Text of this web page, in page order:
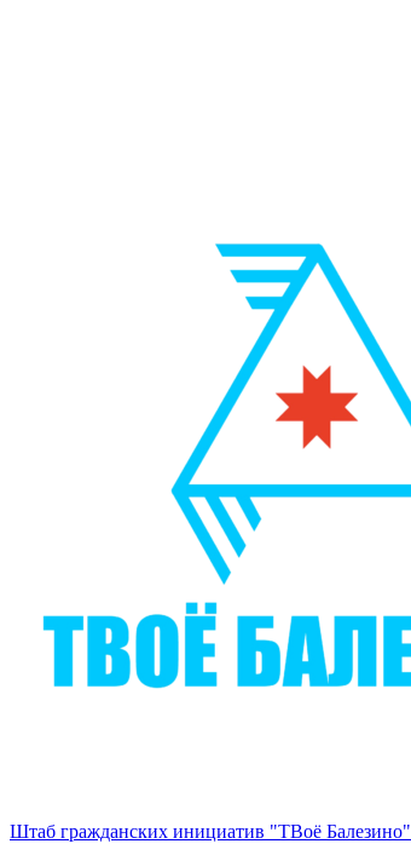
Штаб гражданских инициатив "ТВоё Балезино"